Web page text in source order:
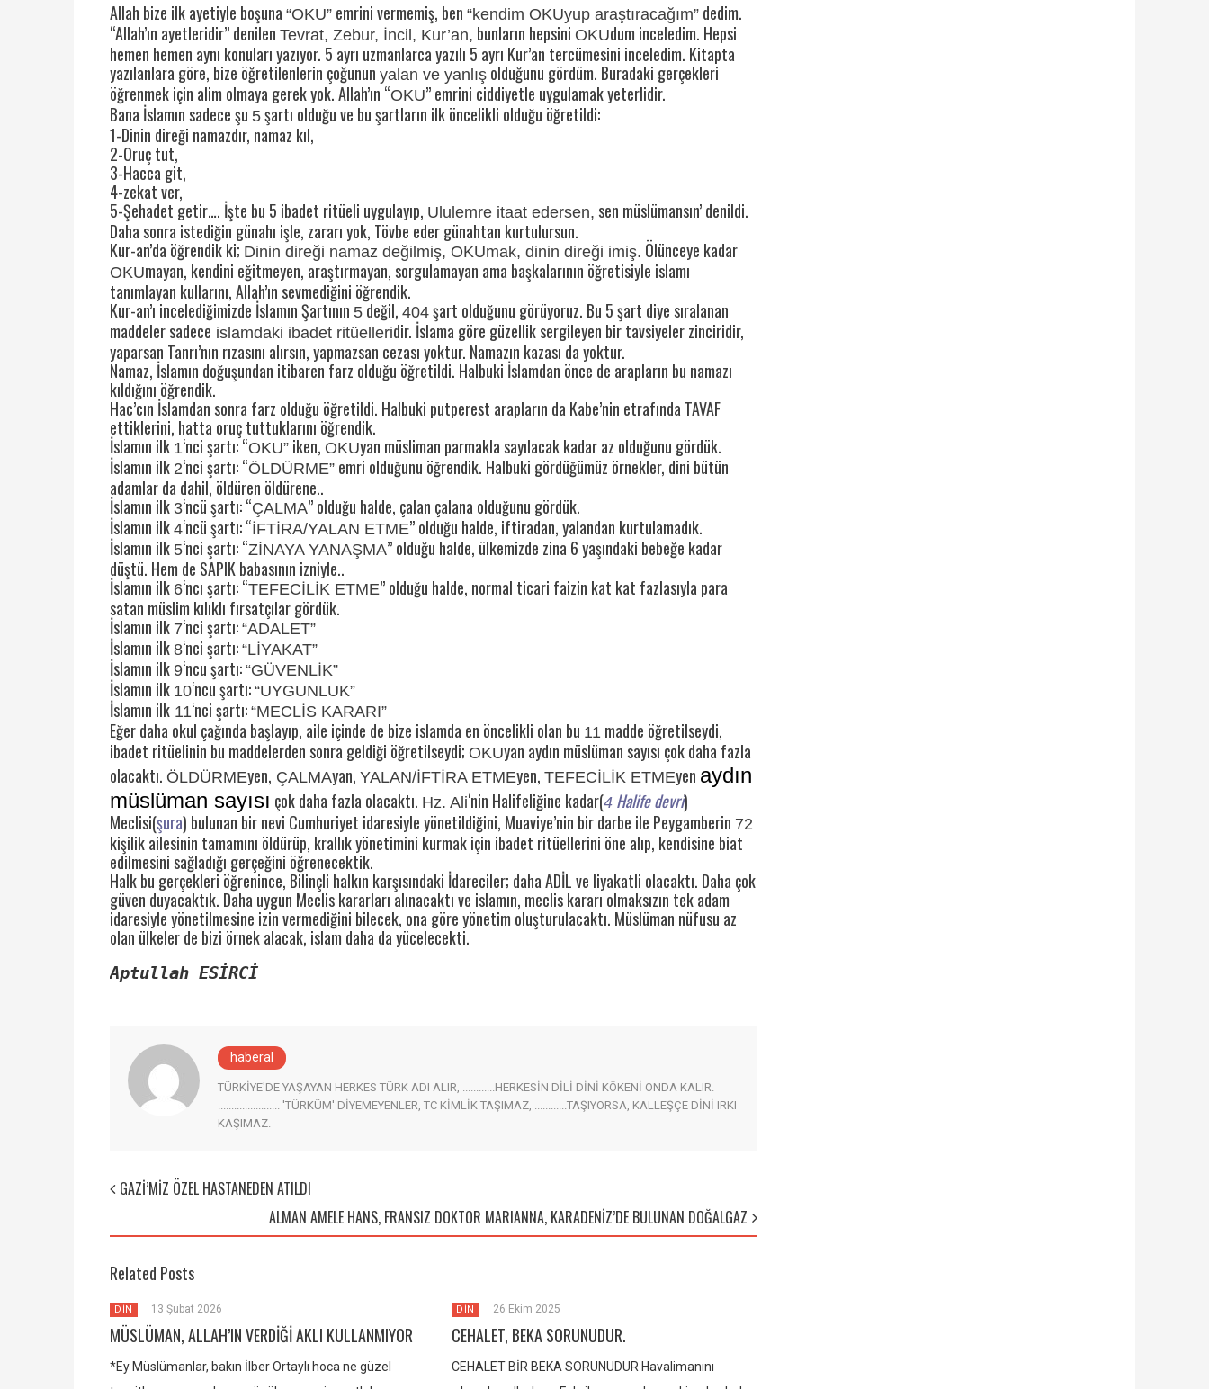
Allah bize ilk ayetiyle boşuna “OKU” emrini vermemiş, ben “kendim OKUyup araştıracağım” dedim.
“Allah’ın ayetleridir” denilen Tevrat, Zebur, İncil, Kur’an, bunların hepsini OKUdum inceledim. Hepsi
hemen hemen aynı konuları yazıyor. 5 ayrı uzmanlarca yazılı 5 ayrı Kur’an tercümesini inceledim. Kitapta
yazılanlara göre, bize öğretilenlerin çoğunun yalan ve yanlış olduğunu gördüm. Buradaki gerçekleri
öğrenmek için alim olmaya gerek yok. Allah’ın “OKU” emrini ciddiyetle uygulamak yeterlidir.
Bana İslamın sadece şu 5 şartı olduğu ve bu şartların ilk öncelikli olduğu öğretildi:
1-Dinin direği namazdır, namaz kıl,
2-Oruç tut,
3-Hacca git,
4-zekat ver,
5-Şehadet getir…. İşte bu 5 ibadet ritüeli uygulayıp, Ululemre itaat edersen, sen müslümansın’ denildi.
Daha sonra istediğin günahı işle, zararı yok, Tövbe eder günahtan kurtulursun.
Kur-an’da öğrendik ki; Dinin direği namaz değilmiş, OKUmak, dinin direği imiş. Ölünceye kadar
OKUmayan, kendini eğitmeyen, araştırmayan, sorgulamayan ama başkalarının öğretisiyle islamı
tanımlayan kullarını, Allah’ın sevmediğini öğrendik.
Kur-an’ı incelediğimizde İslamın Şartının 5değil, 404 şart olduğunu görüyoruz. Bu 5 şart diye sıralanan
maddeler sadece islamdaki ibadet ritüelleridir. İslama göre güzellik sergileyen bir tavsiyeler zinciridir,
yaparsan Tanrı’nın rızasını alırsın, yapmazsan cezası yoktur. Namazın kazası da yoktur.
Namaz, İslamın doğuşundan itibaren farz olduğu öğretildi. Halbuki İslamdan önce de arapların bu namazı
kıldığını öğrendik.
Hac’cın İslamdan sonra farz olduğu öğretildi. Halbuki putperest arapların da Kabe’nin etrafında TAVAF
ettiklerini, hatta oruç tuttuklarını öğrendik.
İslamın ilk 1‘nci şartı: “OKU” iken, OKUyan müsliman parmakla sayılacak kadar az olduğunu gördük.
İslamın ilk 2‘nci şartı: “ÖLDÜRME” emri olduğunu öğrendik. Halbuki gördüğümüz örnekler, dini bütün
adamlar da dahil, öldüren öldürene..
İslamın ilk 3‘ncü şartı: “ÇALMA” olduğu halde, çalan çalana olduğunu gördük.
İslamın ilk 4‘ncü şartı: “İFTİRA/YALAN ETME” olduğu halde, iftiradan, yalandan kurtulamadık.
İslamın ilk 5‘nci şartı: “ZİNAYA YANAŞMA” olduğu halde, ülkemizde zina 6 yaşındaki bebeğe kadar
düştü. Hem de SAPIK babasının izniyle..
İslamın ilk 6‘ncı şartı: “TEFECİLİK ETME” olduğu halde, normal ticari faizin kat kat fazlasıyla para
satan müslim kılıklı fırsatçılar gördük.
İslamın ilk 7‘nci şartı: “ADALET”
İslamın ilk 8‘nci şartı: “LİYAKAT”
İslamın ilk 9‘ncu şartı: “GÜVENLİK”
İslamın ilk 10‘ncu şartı: “UYGUNLUK”
İslamın ilk 11‘nci şartı: “MECLİS KARARI”
Eğer daha okul çağında başlayıp, aile içinde de bize islamda en öncelikli olan bu 11 madde öğretilseydi,
ibadet ritüelinin bu maddelerden sonra geldiği öğretilseydi; OKUyan aydın müslüman sayısı çok daha fazla
olacaktı. ÖLDÜRMEyen, ÇALMAyan, YALAN/İFTİRA ETMEyen, TEFECİLİK ETMEyen aydın
müslüman sayısı çok daha fazla olacaktı. Hz. Ali‘nin Halifeliğine kadar(4 Halife devri)
Meclisi(şura) bulunan bir nevi Cumhuriyet idaresiyle yönetildiğini, Muaviye’nin bir darbe ile Peygamberin 72
kişilik ailesinin tamamını öldürüp, krallık yönetimini kurmak için ibadet ritüellerini öne alıp, kendisine biat
edilmesini sağladığı gerçeğini öğrenecektik.
Halk bu gerçekleri öğrenince, Bilinçli halkın karşısındaki İdareciler; daha ADİL ve liyakatli olacaktı. Daha çok
güven duyacaktık. Daha uygun Meclis kararları alınacaktı ve islamın, meclis kararı olmaksızın tek adam
idaresiyle yönetilmesine izin vermediğini bilecek, ona göre yönetim oluşturulacaktı. Müslüman nüfusu az
olan ülkeler de bizi örnek alacak, islam daha da yücelecekti.
Aptullah ESİRCİ
haberal
TÜRKİYE'DE YAŞAYAN HERKES TÜRK ADI ALIR, ............HERKESİN DİLİ DİNİ KÖKENİ ONDA KALIR.
....................... 'TÜRKÜM' DİYEMEYENLER, TC KİMLİK TAŞIMAZ, ............TAŞIYORSA, KALLEŞÇE DİNİ IRKI
KAŞIMAZ.
GAZİ’MİZ ÖZEL HASTANEDEN ATILDI
ALMAN AMELE HANS, FRANSIZ DOKTOR MARIANNA, KARADENİZ’DE BULUNAN DOĞALGAZ
Related Posts
DİN 13 Şubat 2026
MÜSLÜMAN, ALLAH’IN VERDİĞİ AKLI KULLANMIYOR
*Ey Müslümanlar, bakın İlber Ortaylı hoca ne güzel
DİN 26 Ekim 2025
CEHALET, BEKA SORUNUDUR.
CEHALET BİR BEKA SORUNUDUR Havalimanını